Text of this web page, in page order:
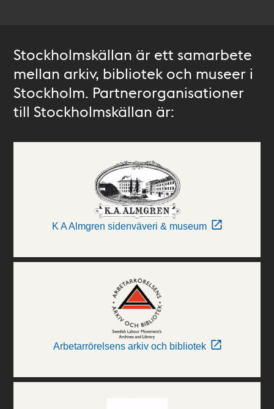
Stockholmskällan är ett samarbete
mellan arkiv, bibliotek och museer i
Stockholm. Partnerorganisationer
till Stockholmskällan är:
K A Almgren sidenväveri & museum
Arbetarrörelsens arkiv och bibliotek